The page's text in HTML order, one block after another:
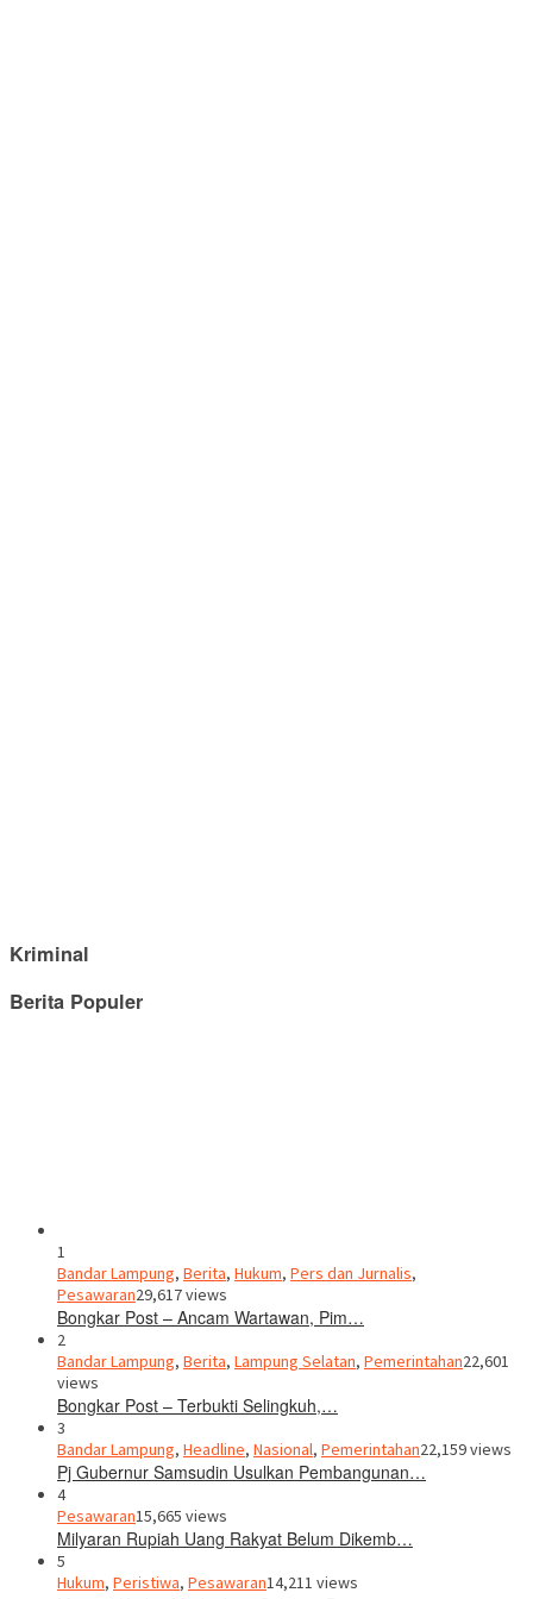
Kriminal
Berita Populer
1
Bandar Lampung, Berita, Hukum, Pers dan Jurnalis,
Pesawaran29,617 views
Bongkar Post – Ancam Wartawan, Pim…
2
Bandar Lampung, Berita, Lampung Selatan, Pemerintahan22,601
views
Bongkar Post – Terbukti Selingkuh,…
3
Bandar Lampung, Headline, Nasional, Pemerintahan22,159 views
Pj Gubernur Samsudin Usulkan Pembangunan…
4
Pesawaran15,665 views
Milyaran Rupiah Uang Rakyat Belum Dikemb…
5
Hukum, Peristiwa, Pesawaran14,211 views